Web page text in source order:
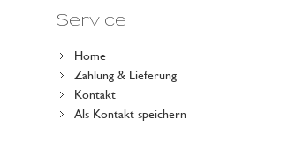
Service
Home
Zahlung & Lieferung
Kontakt
Als Kontakt speichern